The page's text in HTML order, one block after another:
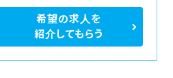
希望の求人を
紹介してもらう